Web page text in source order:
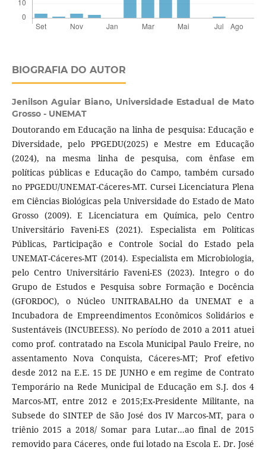
BIOGRAFIA DO AUTOR
Jenilson Aguiar Biano, Universidade Estadual de Mato
Grosso - UNEMAT
Doutorando em Educação na linha de pesquisa: Educação e
Diversidade, pelo PPGEDU(2025) e Mestre em Educação
(2024), na mesma linha de pesquisa, com ênfase em
políticas públicas e Educação do Campo, também cursado
no PPGEDU/UNEMAT-Cáceres-MT. Cursei Licenciatura Plena
em Ciências Biológicas pela Universidade do Estado de Mato
Grosso (2009). E Licenciatura em Química, pelo Centro
Universitário Faveni-ES (2021). Especialista em Políticas
Públicas, Participação e Controle Social do Estado pela
UNEMAT-Cáceres-MT (2014). Especialista em Microbiologia,
pelo Centro Universitário Faveni-ES (2023). Integro o do
Grupo de Estudos e Pesquisa sobre Formação e Docência
(GFORDOC), o Núcleo UNITRABALHO da UNEMAT e a
Incubadora de Empreendimentos Econômicos Solidários e
Sustentáveis (INCUBEESS). No período de 2010 a 2011 atuei
como prof. contratado na Escola Municipal Paulo Freire, no
assentamento Nova Conquista, Cáceres-MT; Prof efetivo
desde 2012 na E.E. 15 DE JUNHO e em regime de Contrato
Temporário na Rede Municipal de Educação em S.J. dos 4
Marcos-MT, entre 2012 e 2015;Ex-Presidente Militante, na
Subsede do SINTEP de São José dos IV Marcos-MT, para o
triênio 2015 a 2018/ Somar para Lutar...ao final de 2015
removido para Cáceres, onde fui lotado na Escola E. Dr. José